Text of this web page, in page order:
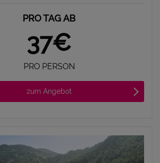
PRO TAG AB
37€
PRO PERSON
zum Angebot